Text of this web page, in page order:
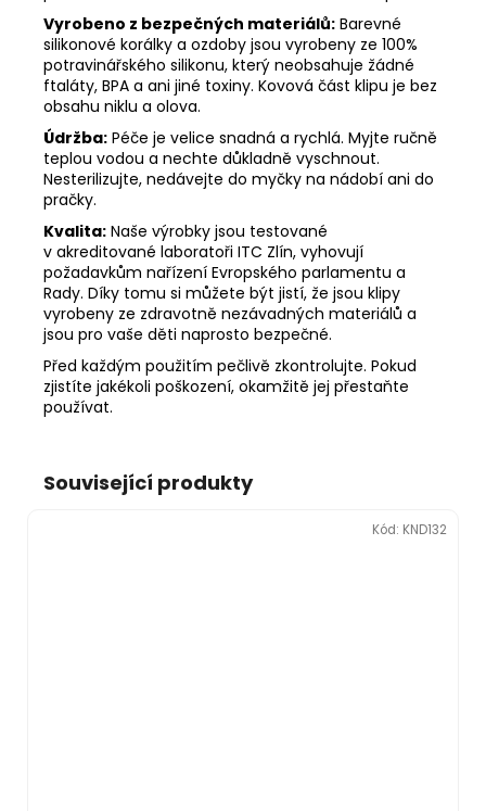
Vyrobeno z bezpečných materiálů: Barevné
silikonové korálky a ozdoby jsou vyrobeny ze 100%
potravinářského silikonu, který neobsahuje žádné
ftaláty, BPA a ani jiné toxiny. Kovová část klipu je bez
obsahu niklu a olova.
Údržba: Péče je velice snadná a rychlá. Myjte ručně
teplou vodou a nechte důkladně vyschnout.
Nesterilizujte, nedávejte do myčky na nádobí ani do
pračky.
Kvalita: Naše výrobky jsou testované
v akreditované laboratoři ITC Zlín, vyhovují
požadavkům nařízení Evropského parlamentu a
Rady. Díky tomu si můžete být jistí, že jsou klipy
vyrobeny ze zdravotně nezávadných materiálů a
jsou pro vaše děti naprosto bezpečné.
Před každým použitím pečlivě zkontrolujte. Pokud
zjistíte jakékoli poškození, okamžitě jej přestaňte
používat.
Související produkty
Kód: KND132